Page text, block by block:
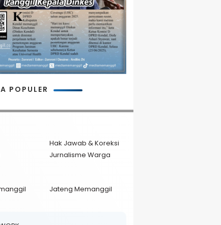
POPULER
Hak Jawab & Koreksi
Jurnalisme Warga
Jateng Memanggil